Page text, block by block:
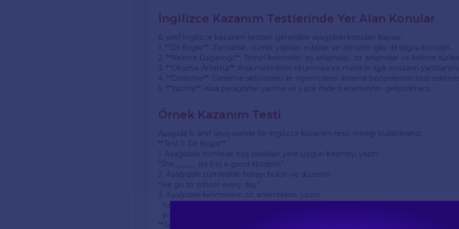
İngilizce Kazanım Testlerinde Yer Alan Konular
6. sınıf İngilizce kazanım testleri genellikle aşağıdaki konuları kapsar:
1. **Dil Bilgisi**: Zamanlar, cümle yapıları, edatlar ve zamirler gibi dil bilgisi konuları.
2. **Kelime Dağarcığı**: Temel kelimeler, eş anlamlılar, zıt anlamlılar ve kelime türleri.
3. **Okuma-Anlama**: Kısa metinlerin okunması ve metinle ilgili soruların
4. **Dinleme**: Dinleme aktiviteleri ile öğrencilerin anlama becerilerinin test
5. **Yazma**: Kısa paragraflar yazma ve yazılı ifade becerilerinin geliştirilmesi.
Örnek Kazanım Testi
Aşağıda 6. sınıf seviyesinde bir İngilizce kazanım testi örneği bulabilirsiniz:
**Test 1: Dil Bilgisi**
1. Aşağıdaki cümlede boş bırakılan yere uygun kelimeyi yazın:
"She _____ (to be) a good student."
2. Aşağıdaki cümledeki hatayı bulun ve düzeltin:
"He go to school every day."
3. Aşağıdaki kelimelerin zıt anlamlılarını yazın:
- happy
- big
**Test 2: Okuma-Anlama**